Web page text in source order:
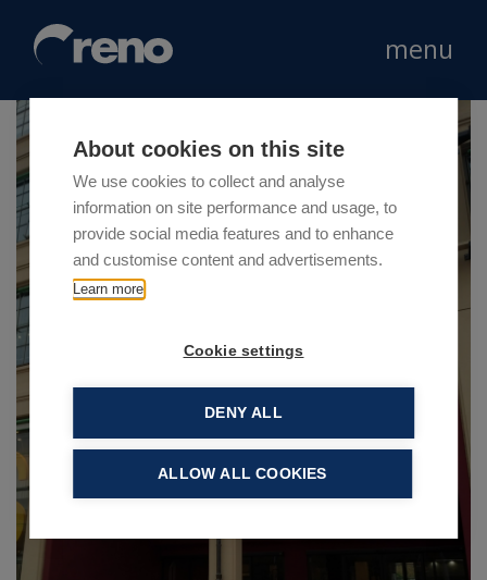
About cookies on this site
We use cookies to collect and analyse
information on site performance and usage, to
provide social media features and to enhance
and customise content and advertisements.
Learn more
Cookie settings
DENY ALL
ALLOW ALL COOKIES
menu